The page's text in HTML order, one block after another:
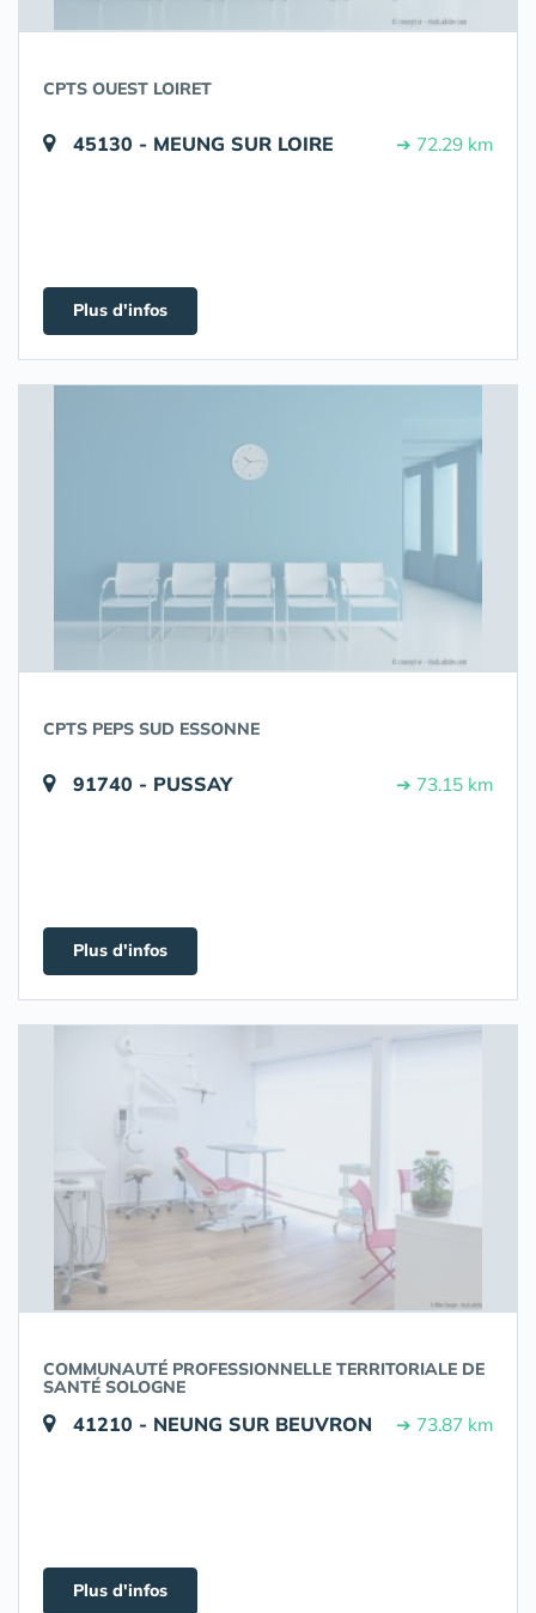
CPTS OUEST LOIRET
45130 - MEUNG SUR LOIRE ➔ 72.29 km
Plus d'infos
CPTS PEPS SUD ESSONNE
91740 - PUSSAY ➔ 73.15 km
Plus d'infos
COMMUNAUTÉ PROFESSIONNELLE TERRITORIALE DE
SANTÉ SOLOGNE
41210 - NEUNG SUR BEUVRON ➔ 73.87 km
Plus d'infos